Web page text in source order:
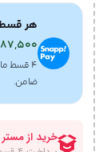
هر
۴ قسط
ضامن.